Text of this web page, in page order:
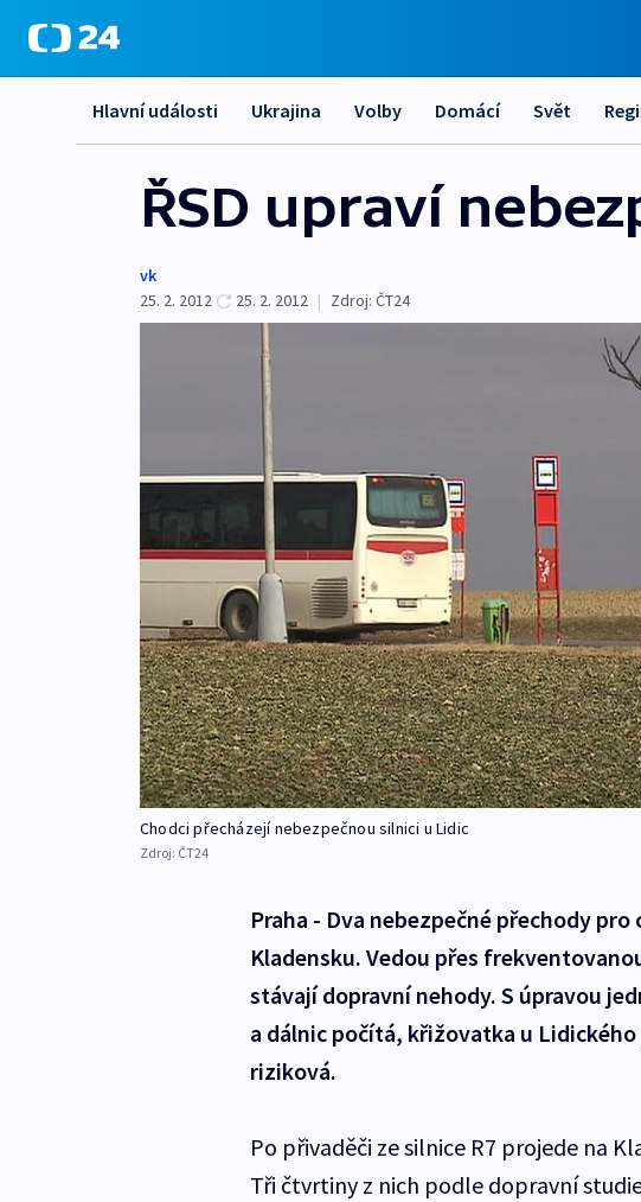
Hlavní události Ukrajina Volby Domácí Svět
ŘSD upraví
vk
25. 2. 2012
25. 2. 2012 | Zdroj: ČT24
Chodci přecházejí nebezpečnou silnici u Lidic
Zdroj: ČT24
Praha - Dva nebezpečné přechody
Kladensku. Vedou přes
stávají dopravní nehody. S úpravou
a dálnic počítá, křižovatka u
riziková.
Po přivaděči ze silnice R7 projede na
Tři čtvrtiny z nich podle dopravní